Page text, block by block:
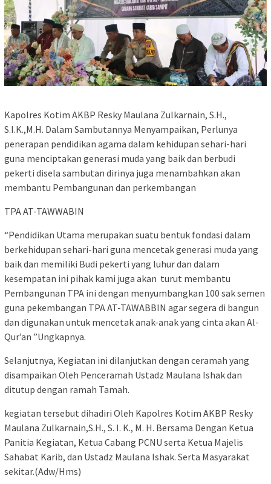
Kapolres Kotim AKBP Resky Maulana Zulkarnain, S.H.,
S.I.K.,M.H. Dalam Sambutannya Menyampaikan, Perlunya
penerapan pendidikan agama dalam kehidupan sehari-hari
guna menciptakan generasi muda yang baik dan berbudi
pekerti disela sambutan dirinya juga menambahkan akan
membantu Pembangunan dan perkembangan
TPA AT-TAWWABIN
“Pendidikan Utama merupakan suatu bentuk fondasi dalam
berkehidupan sehari-hari guna mencetak generasi muda yang
baik dan memiliki Budi pekerti yang luhur dan dalam
kesempatan ini pihak kami juga akan turut membantu
Pembangunan TPA ini dengan menyumbangkan 100 sak semen
guna pekembangan TPA AT-TAWABBIN agar segera di bangun
dan digunakan untuk mencetak anak-anak yang cinta akan Al-
Qur’an ”Ungkapnya.
Selanjutnya, Kegiatan ini dilanjutkan dengan ceramah yang
disampaikan Oleh Penceramah Ustadz Maulana Ishak dan
ditutup dengan ramah Tamah.
kegiatan tersebut dihadiri Oleh Kapolres Kotim AKBP Resky
Maulana Zulkarnain,S.H., S. I. K., M. H. Bersama Dengan Ketua
Panitia Kegiatan, Ketua Cabang PCNU serta Ketua Majelis
Sahabat Karib, dan Ustadz Maulana Ishak. Serta Masyarakat
sekitar.(Adw/Hms)